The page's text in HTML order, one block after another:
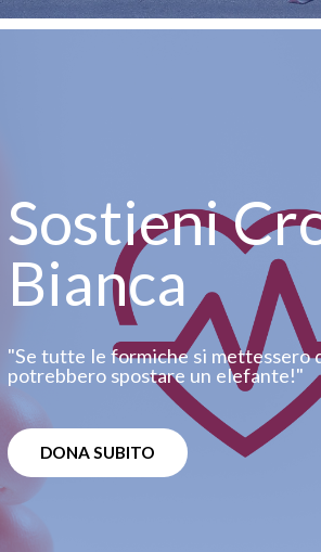
Sostieni
Bianca
"Se tutte le formiche si mettessero
potrebbero spostare un elefante!"
DONA SUBITO